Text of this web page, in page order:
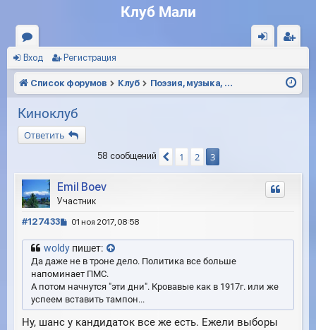
Клуб Мали
ор
ум ис
Вход Регистрация
Список форумов Клуб Поэзия, музыка, кинематограф
Киноклуб
Ответить
58 сообщений Пред.
1 2 3
Emil Boev
Участник
#127433
С
о
б
щ
е
н
и
е
01 ноя 2017, 08:58
woldy пишет:
Да даже не в троне дело. Политика все больше
напоминает ПМС.
А потом начнутся "эти дни". Кровавые как в 1917г. или же
успеем вставить тампон...
Ну, шанс у кандидаток все же есть. Ежели выборы